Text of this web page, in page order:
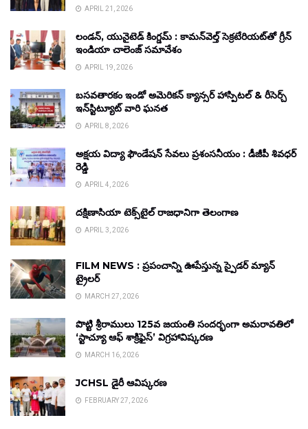
APRIL 21, 2026
లండన్, యునైటెడ్ కింగ్డమ్ : కామన్‌వెల్త్ సెక్రటేరియట్‌తో గ్రీన్
ఇండియా చాలెంజ్ సమావేశం
APRIL 19, 2026
బసవతారకం ఇండో అమెరికన్ క్యాన్సర్ హాస్పిటల్ & రీసెర్చ్
ఇన్‌స్టిట్యూట్ వారి ఘనత
APRIL 8, 2026
అక్షయ విద్యా ఫౌండేషన్ సేవలు ప్రశంసనీయం : డీజీపీ శివధర్
రెడ్డి
APRIL 4, 2026
దక్షిణాసియా టెక్స్‌టైల్ రాజధానిగా తెలంగాణ
APRIL 3, 2026
FILM NEWS : ప్రపంచాన్ని ఊపేస్తున్న స్పైడర్ మ్యాన్
ట్రైలర్
MARCH 27, 2026
పొట్టి శ్రీరాములు 125వ జయంతి సందర్భంగా అమరావతిలో
‘స్టాచ్యూ ఆఫ్ శాక్రిఫైస్’ విగ్రహావిష్కరణ
MARCH 16, 2026
JCHSL డైరీ ఆవిష్కరణ
FEBRUARY 27, 2026